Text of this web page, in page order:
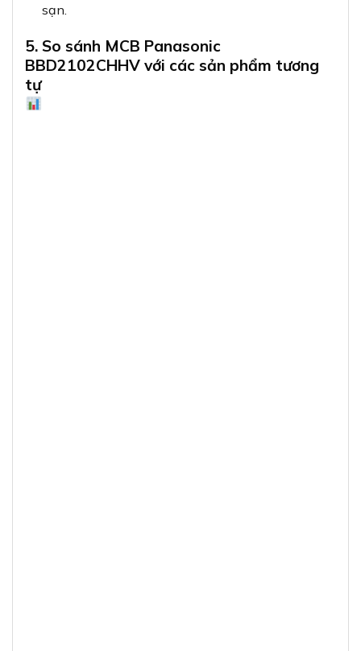
sạn.
5. So sánh MCB Panasonic
BBD2102CHHV với các sản phẩm tương
tự